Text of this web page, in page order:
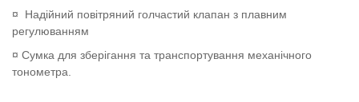
¤ Надійний повітряний голчастий клапан з плавним
регулюванням
¤ Сумка для зберігання та транспортування механічного
тонометра.